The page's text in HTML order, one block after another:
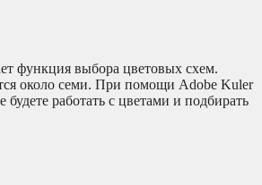
функция выбора цветовых схем.
около семи. При помощи Adobe Kuler
работать с цветами и подбирать